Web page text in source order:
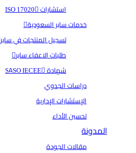
استشارات ISO 17020
خدمات سابر السعودية
تسجيل المنتجات في سابر
طلبات الاعفاء سابر
شهادة SASO IECEE
دراسات الجدوي
الإستشارات الإدارية
تحسين الأداء
المدونة
مقالات الجودة